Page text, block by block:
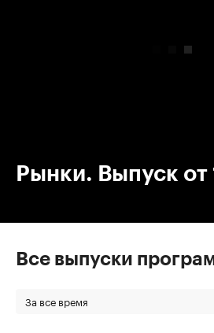
Рынки. Выпуск
Все выпуски
За все время